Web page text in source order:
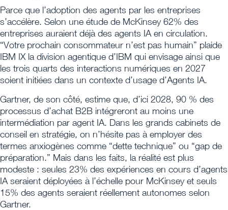
Parce que l’adoption des agents par les entreprises
s’accélère. Selon une étude de McKinsey 62% des
entreprises auraient déjà des agents IA en circulation.
“Votre prochain consommateur n’est pas humain” plaide
IBM IX la division agentique d’IBM qui envisage ainsi que
les trois quarts des interactions numériques en 2027
soient initiées dans un contexte d’usage d’Agents IA.
Gartner, de son côté, estime que, d’ici 2028, 90 % des
processus d’achat B2B intégreront au moins une
intermédiation par agent IA. Dans les grands cabinets de
conseil en stratégie, on n’hésite pas à employer des
termes anxiogènes comme “dette technique” ou “gap de
préparation.” Mais dans les faits, la réalité est plus
modeste : seules 23% des expériences en cours d’agents
IA seraient déployées à l’échelle pour McKinsey et seuls
15% des agents seraient réellement autonomes selon
Gartner.